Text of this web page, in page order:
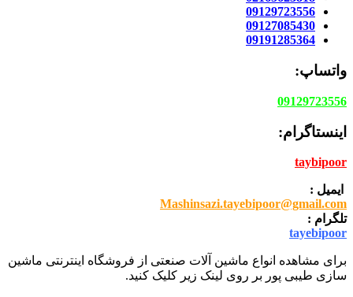
09129723556
09127085430
09191285364
واتساپ:
09129723556
اینستاگرام:
taybipoor
ایمیل :
Mashinsazi.tayebipoor@gmail.com
تلگرام :
tayebipoor
برای مشاهده انواع ماشین آلات صنعتی از فروشگاه اینترنتی ماشین
سازی طیبی پور بر روی لینک زیر کلیک کنید.